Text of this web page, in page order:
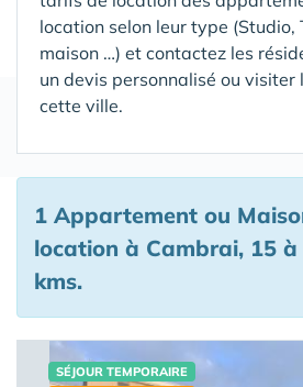
location selon leur type (Studio,
maison …) et contactez les
un devis personnalisé ou visiter
cette ville.
1 Appartement ou
location à Cambrai, 15
kms.
SÉJOUR TEMPORAIRE